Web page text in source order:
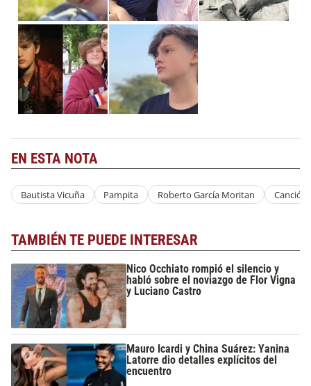
EN ESTA NOTA
Bautista Vicuña Pampita Roberto García Moritan Canción
TAMBIÉN TE PUEDE INTERESAR
Nico Occhiato rompió el silencio y
habló sobre el noviazgo de Flor Vigna
y Luciano Castro
Mauro Icardi y China Suárez: Yanina
Latorre dio detalles explícitos del
encuentro